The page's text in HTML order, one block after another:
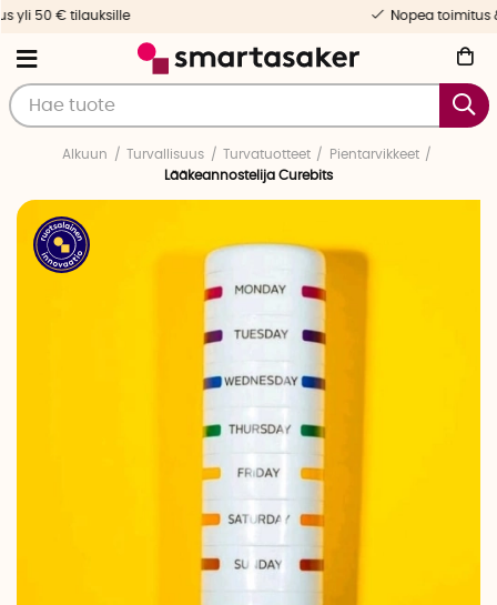
Nopea toimitus & yksilöllinen palvelu
Alkuun Turvallisuus Turvatuotteet
Pientarvikkeet
Lääkeannostelija Curebits